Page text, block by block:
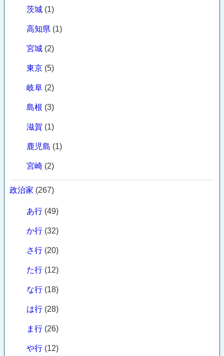
茨城 (1)
高知県 (1)
宮城 (2)
東京 (5)
岐阜 (2)
島根 (3)
滋賀 (1)
鹿児島 (1)
宮崎 (2)
政治家 (267)
あ行 (49)
か行 (32)
さ行 (20)
た行 (12)
な行 (18)
は行 (28)
ま行 (26)
や行 (12)